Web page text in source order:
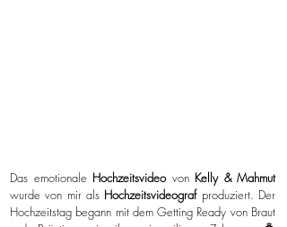
Das emotionale Hochzeitsvideovon Kelly & Mahmut
wurde von mir als Hochzeitsvideograf produziert. Der
Hochzeitstag begann mit dem Getting Ready von Braut